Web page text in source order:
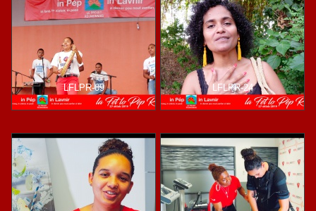
LFLPR-09 LFLPR-24